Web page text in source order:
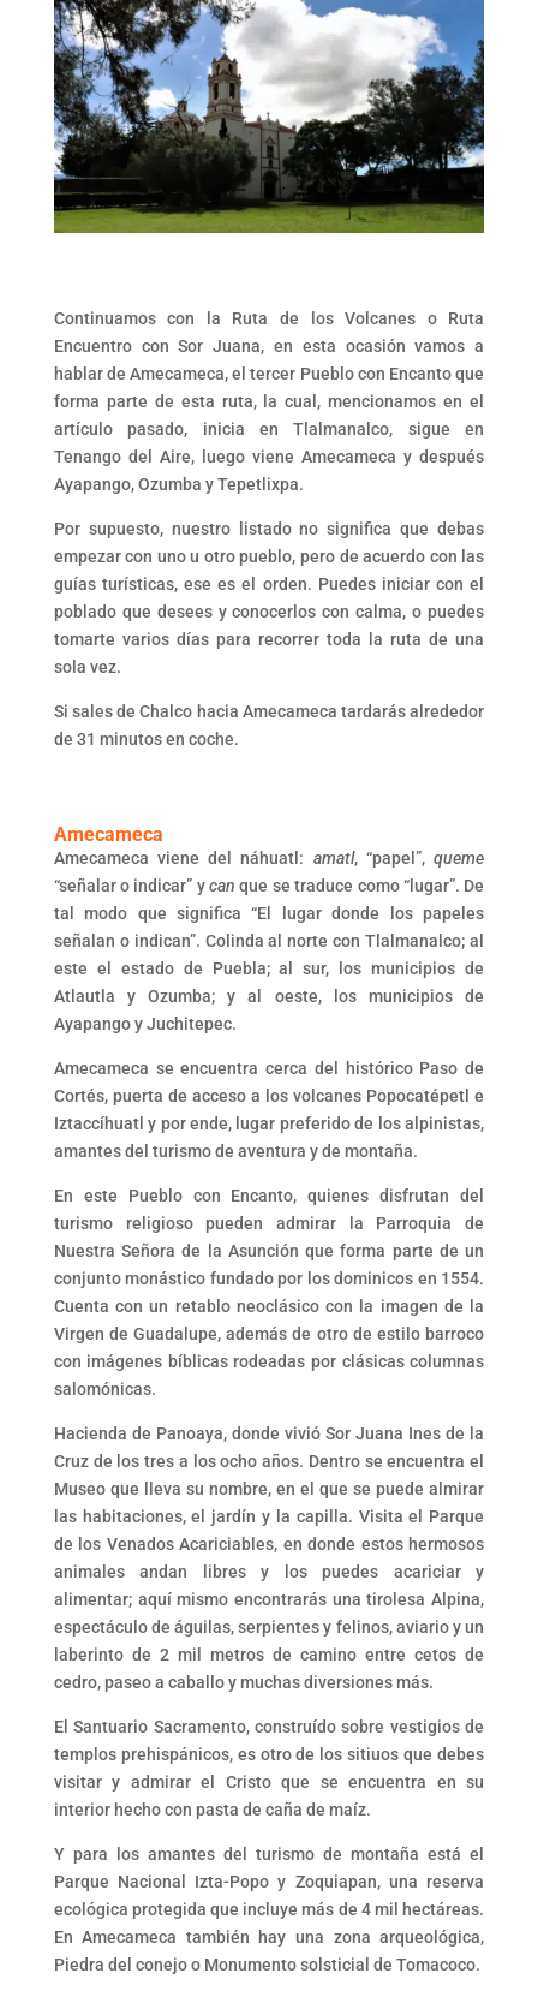
Continuamos con la Ruta de los Volcanes o Ruta
Encuentro con Sor Juana, en esta ocasión vamos a
hablar de Amecameca, el tercer Pueblo con Encanto que
forma parte de esta ruta, la cual, mencionamos en el
artículo pasado, inicia en Tlalmanalco, sigue en
Tenango del Aire, luego viene Amecameca y después
Ayapango, Ozumba y Tepetlixpa.
Por supuesto, nuestro listado no significa que debas
empezar con uno u otro pueblo, pero de acuerdo con las
guías turísticas, ese es el orden. Puedes iniciar con el
poblado que desees y conocerlos con calma, o puedes
tomarte varios días para recorrer toda la ruta de una
sola vez.
Si sales de Chalco hacia Amecameca tardarás alrededor
de 31 minutos en coche.
Amecameca
Amecameca viene del náhuatl: amatl, “papel”,queme
“señalar o indicar” ycan que se traduce como “lugar”. De
tal modo que significa “El lugar donde los papeles
señalan o indican”. Colinda al norte con Tlalmanalco; al
este el estado de Puebla; al sur, los municipios de
Atlautla y Ozumba; y al oeste, los municipios de
Ayapango y Juchitepec.
Amecameca se encuentra cerca del histórico Paso de
Cortés, puerta de acceso a los volcanes Popocatépetl e
Iztaccíhuatl y por ende, lugar preferido de los alpinistas,
amantes del turismo de aventura y de montaña.
En este Pueblo con Encanto, quienes disfrutan del
turismo religioso pueden admirar la Parroquia de
Nuestra Señora de la Asunción que forma parte de un
conjunto monástico fundado por los dominicos en 1554.
Cuenta con un retablo neoclásico con la imagen de la
Virgen de Guadalupe, además de otro de estilo barroco
con imágenes bíblicas rodeadas por clásicas columnas
salomónicas.
Hacienda de Panoaya, donde vivió Sor Juana Ines de la
Cruz de los tres a los ocho años. Dentro se encuentra el
Museo que lleva su nombre, en el que se puede almirar
las habitaciones, el jardín y la capilla. Visita el Parque
de los Venados Acariciables, en donde estos hermosos
animales andan libres y los puedes acariciar y
alimentar; aquí mismo encontrarás una tirolesa Alpina,
espectáculo de águilas, serpientes y felinos, aviario y un
laberinto de 2 mil metros de camino entre cetos de
cedro, paseo a caballo y muchas diversiones más.
El Santuario Sacramento, construído sobre vestigios de
templos prehispánicos, es otro de los sitiuos que debes
visitar y admirar el Cristo que se encuentra en su
interior hecho con pasta de caña de maíz.
Y para los amantes del turismo de montaña está el
Parque Nacional Izta-Popo y Zoquiapan, una reserva
ecológica protegida que incluye más de 4 mil hectáreas.
En Amecameca también hay una zona arqueológica,
Piedra del conejo o Monumento solsticial de Tomacoco.